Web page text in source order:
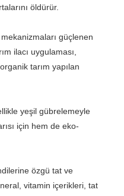
öldürür.
güçlenen
ilacı uygulaması,
tarım yapılan
yeşil gübrelemeyle
için hem de eko-
özgü tat ve
vitamin içerikleri, tat